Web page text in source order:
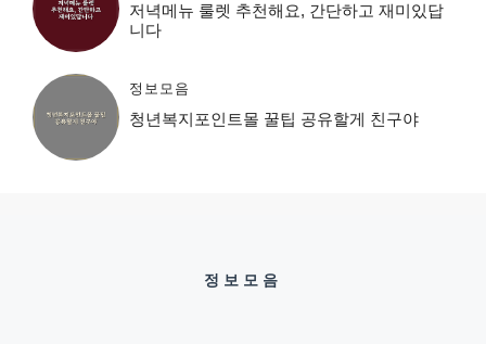
저녁메뉴 룰렛 추천해요, 간단하고 재미있답
니다
정보모음
청년복지포인트몰 꿀팁 공유할게 친구야
정보모음